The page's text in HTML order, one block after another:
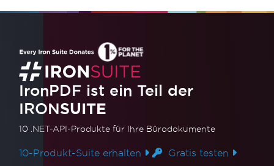
IronPDF ist ein Teil der
IRONSUITE
10 .NET-API-Produkte für Ihre Bürodokumente
10-Produkt-Suite erhalten Gratis testen